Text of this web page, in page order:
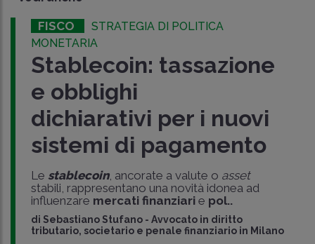
FISCO
STRATEGIA DI POLITICA
MONETARIA
Stablecoin: tassazione
e obblighi
dichiarativi per i nuovi
sistemi di pagamento
Le stablecoin, ancorate a valute o asset
stabili, rappresentano una novità idonea ad
influenzare mercati finanziarie pol..
di Sebastiano Stufano - Avvocato in diritto
tributario, societario e penale finanziario in Milano